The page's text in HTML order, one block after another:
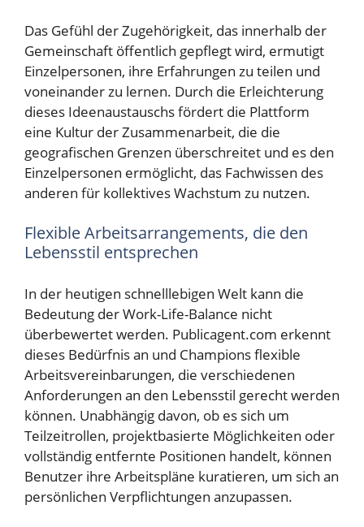
Das Gefühl der Zugehörigkeit, das innerhalb der
Gemeinschaft öffentlich gepflegt wird, ermutigt
Einzelpersonen, ihre Erfahrungen zu teilen und
voneinander zu lernen. Durch die Erleichterung
dieses Ideenaustauschs fördert die Plattform
eine Kultur der Zusammenarbeit, die die
geografischen Grenzen überschreitet und es den
Einzelpersonen ermöglicht, das Fachwissen des
anderen für kollektives Wachstum zu nutzen.
Flexible Arbeitsarrangements, die den
Lebensstil entsprechen
In der heutigen schnelllebigen Welt kann die
Bedeutung der Work-Life-Balance nicht
überbewertet werden. Publicagent.com erkennt
dieses Bedürfnis an und Champions flexible
Arbeitsvereinbarungen, die verschiedenen
Anforderungen an den Lebensstil gerecht werden
können. Unabhängig davon, ob es sich um
Teilzeitrollen, projektbasierte Möglichkeiten oder
vollständig entfernte Positionen handelt, können
Benutzer ihre Arbeitspläne kuratieren, um sich an
persönlichen Verpflichtungen anzupassen.